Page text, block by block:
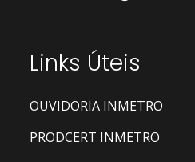
Links Úteis
OUVIDORIA INMETRO
PRODCERT INMETRO